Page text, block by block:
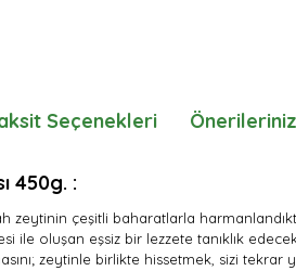
Seçenekleri Önerileriniz
450g. :
zeytinin çeşitli baharatlarla
oluşan eşsiz bir lezzete tanıklık
zeytinle birlikte hissetmek, sizi tekrar